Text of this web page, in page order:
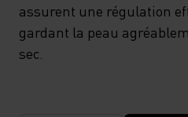
assurent une régulation
gardant la peau
sec.